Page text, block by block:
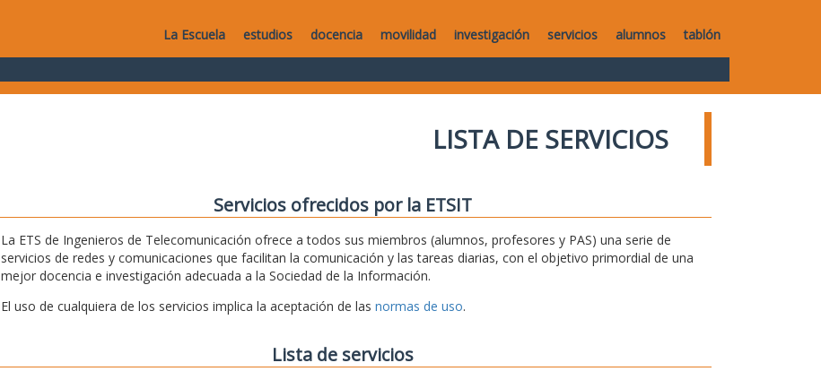
La Escuela estudios docencia movilidad investigación servicios alumnos tablón
LISTA DE SERVICIOS
Servicios ofrecidos por la ETSIT
La ETS de Ingenieros de Telecomunicación ofrece a todos sus miembros (alumnos, profesores y PAS) una serie de
servicios de redes y comunicaciones que facilitan la comunicación y las tareas diarias, con el objetivo primordial de una
mejor docencia e investigación adecuada a la Sociedad de la Información.
El uso de cualquiera de los servicios implica la aceptación de las normas de uso.
Lista de servicios